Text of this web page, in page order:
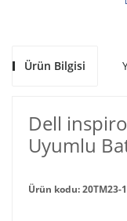
Ürün Bilgisi
Dell
Uyumlu
Ürün kodu: 20TM23-